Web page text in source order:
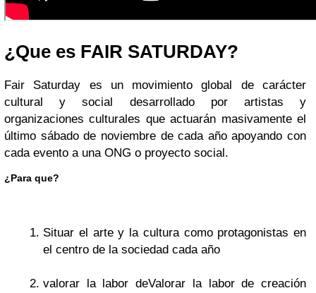
¿Que es FAIR SATURDAY?
Fair Saturday es un movimiento global de carácter
cultural y social desarrollado por artistas y
organizaciones culturales que actuarán masivamente el
último sábado de noviembre de cada año apoyando con
cada evento a una ONG o proyecto social.
¿Para que?
Situar el arte y la cultura como protagonistas en
el centro de la sociedad cada año
valorar la labor deValorar la labor de creación